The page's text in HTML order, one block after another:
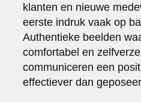
klanten en nieuwe
eerste indruk vaak op
Authentieke beelden
comfortabel en
communiceren een
effectiever dan